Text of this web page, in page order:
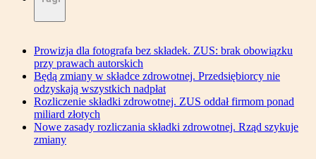
Prowizja dla fotografa bez składek. ZUS: brak obowiązku
przy prawach autorskich
Będą zmiany w składce zdrowotnej. Przedsiębiorcy nie
odzyskają wszystkich nadpłat
Rozliczenie składki zdrowotnej. ZUS oddał firmom ponad
miliard złotych
Nowe zasady rozliczania składki zdrowotnej. Rząd szykuje
zmiany